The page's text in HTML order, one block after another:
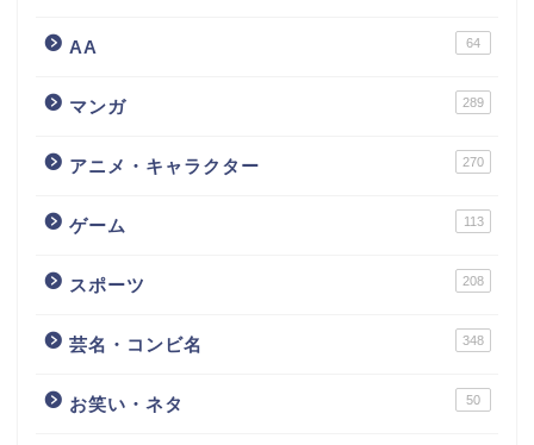
AA 64
マンガ 289
アニメ・キャラクター 270
ゲーム 113
スポーツ 208
芸名・コンビ名 348
お笑い・ネタ 50